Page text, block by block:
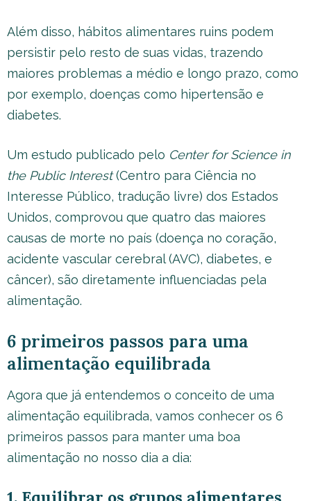
Além disso, hábitos alimentares ruins podem
persistir pelo resto de suas vidas, trazendo
maiores problemas a médio e longo prazo, como
por exemplo, doenças como hipertensão e
diabetes.
Um estudo publicado pelo Center for Science in
the Public Interest(Centro para Ciência no
Interesse Público, tradução livre) dos Estados
Unidos, comprovou que quatro das maiores
causas de morte no país (doença no coração,
acidente vascular cerebral (AVC), diabetes, e
câncer), são diretamente influenciadas pela
alimentação.
6 primeiros passos para uma
alimentação equilibrada
Agora que já entendemos o conceito de uma
alimentação equilibrada, vamos conhecer os 6
primeiros passos para manter uma boa
alimentação no nosso dia a dia: